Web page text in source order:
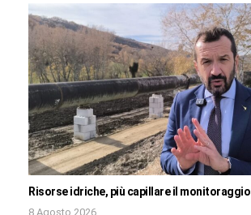
Risorse idriche, più capillare il monitoraggio
8 Agosto 2026